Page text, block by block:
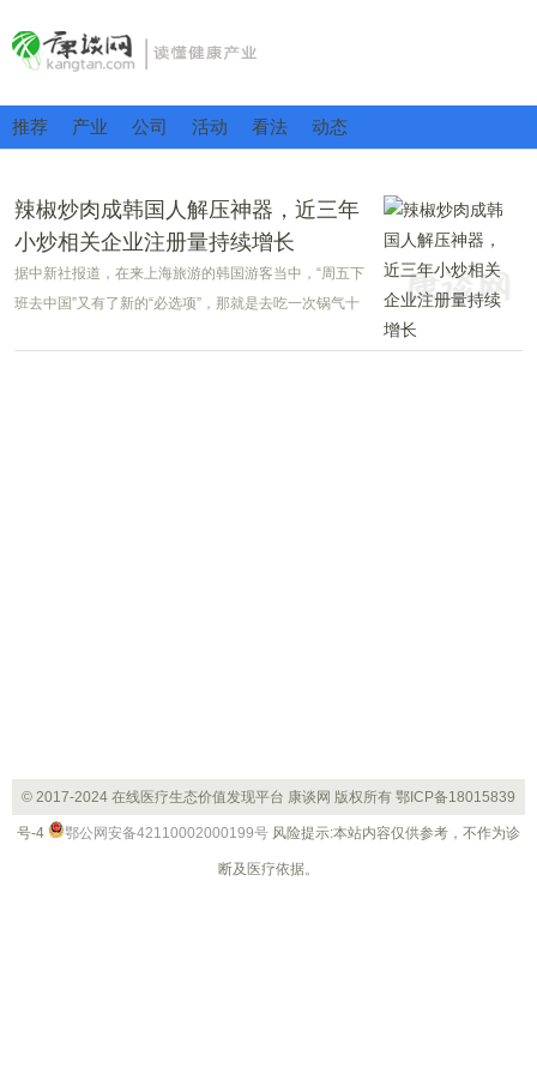
推荐 产业 公司 活动 看法 动态
辣椒炒肉成韩国人解压神器，近三年
小炒相关企业注册量持续增长
据中新社报道，在来上海旅游的韩国游客当中，“周五下
班去中国”又有了新的“必选项”，那就是去吃一次锅气十
© 2017-2024 在线医疗生态价值发现平台 康谈网 版权所有 鄂ICP备18015839
号-4 鄂公网安备42110002000199号 风险提示:本站内容仅供参考，不作为诊
断及医疗依据。